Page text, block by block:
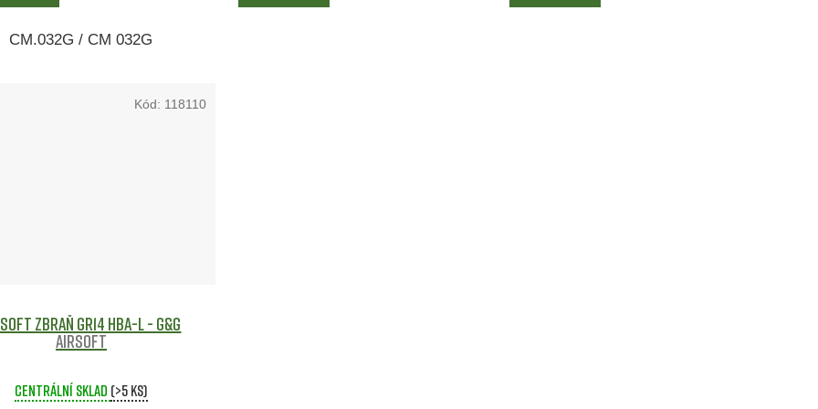
CM.032G / CM 032G
zbraň GR14 HBA-L - G&G
Airsoft
Centrální sklad (>5 ks)
Kód: 118110